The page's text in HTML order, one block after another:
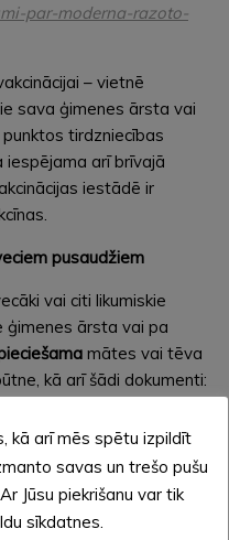
par-moderna-razoto-
– vietnē
sava ģimenes ārsta vai
tirdzniecības
iespējama arī brīvajā
iestādē ir
pusaudžiem
vai citi likumiskie
ģimenes ārsta vai pa
mātes vai tēva
kā arī šādi dokumenti:
apliecība, kā arī
par bērnu pasē vai
gadījumā notariāli
14 gadiem
kā arī mēs spētu izpildīt
savas un trešo pušu
Jūsu piekrišanu var tik
sīkdatnes.